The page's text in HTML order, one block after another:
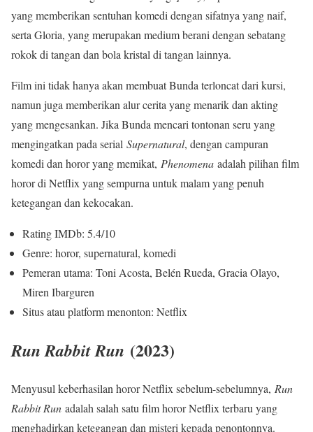
yang memberikan sentuhan komedi dengan sifatnya yang naif,
serta Gloria, yang merupakan medium berani dengan sebatang
rokok di tangan dan bola kristal di tangan lainnya.
Film ini tidak hanya akan membuat Bunda terloncat dari kursi,
namun juga memberikan alur cerita yang menarik dan akting
yang mengesankan. Jika Bunda mencari tontonan seru yang
mengingatkan pada serial Supernatural, dengan campuran
komedi dan horor yang memikat, Phenomena adalah pilihan film
horor di Netflix yang sempurna untuk malam yang penuh
ketegangan dan kekocakan.
Rating IMDb: 5.4/10
Genre: horor, supernatural, komedi
Pemeran utama: Toni Acosta, Belén Rueda, Gracia Olayo,
Miren Ibarguren
Situs atau platform menonton: Netflix
Run Rabbit Run (2023)
Menyusul keberhasilan horor Netflix sebelum-sebelumnya, Run
Rabbit Run adalah salah satu film horor Netflix terbaru yang
menghadirkan ketegangan dan misteri kepada penontonnya.